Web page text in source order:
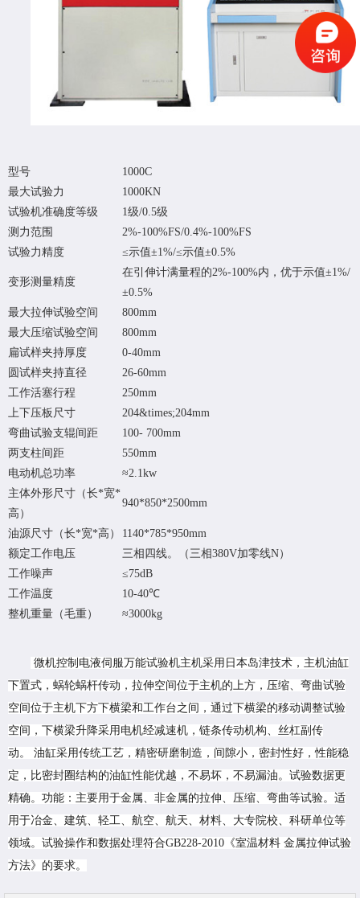
型号
1000C
最大试验力
1000KN
试验机准确度等级
1级/0.5级
测力范围
2%-100%FS/0.4%-100%FS
试验力精度
≤示值±1%/≤示值±0.5%
变形测量精度
在引伸计满量程的2%-100%内，优于示值±1%/
±0.5%
最大拉伸试验空间
800mm
最大压缩试验空间
800mm
扁试样夹持厚度
0-40mm
圆试样夹持直径
26-60mm
工作活塞行程
250mm
上下压板尺寸
204&times;204mm
弯曲试验支辊间距
100- 700mm
两支柱间距
550mm
电动机总功率
≈2.1kw
主体外形尺寸（长*宽*
高）
940*850*2500mm
油源尺寸（长*宽*高）
1140*785*950mm
额定工作电压
三相四线。（三相380V加零线N）
工作噪声
≤75dB
工作温度
10-40℃
整机重量（毛重）
≈3000kg
微机控制电液伺服万能试验机主机采用日本岛津技术，主机油缸
下置式，蜗轮蜗杆传动，拉伸空间位于主机的上方，压缩、弯曲试验
空间位于主机下方下横梁和工作台之间，通过下横梁的移动调整试验
空间，下横梁升降采用电机经减速机，链条传动机构、丝杠副传
动。 油缸采用传统工艺，精密研磨制造，间隙小，密封性好，性能稳
定，比密封圈结构的油缸性能优越，不易坏，不易漏油。试验数据更
精确。功能：主要用于金属、非金属的拉伸、压缩、弯曲等试验。适
用于冶金、建筑、轻工、航空、航天、材料、大专院校、科研单位等
领域。试验操作和数据处理符合GB228-2010《室温材料 金属拉伸试验
方法》的要求。